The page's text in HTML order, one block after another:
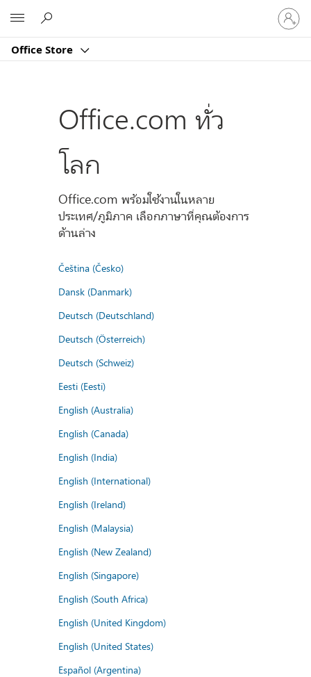
Office Store
ลงชื่อ
เข้า
บัญชี
Office.com ทั่ว
โลก
Office.com พร้อมใช้งานในหลาย
ประเทศ/ภูมิภาค เลือกภาษาที่คุณต้องการ
ด้านล่าง
Čeština (Česko)
Dansk (Danmark)
Deutsch (Deutschland)
Deutsch (Österreich)
Deutsch (Schweiz)
Eesti (Eesti)
English (Australia)
English (Canada)
English (India)
English (International)
English (Ireland)
English (Malaysia)
English (New Zealand)
English (Singapore)
English (South Africa)
English (United Kingdom)
English (United States)
Español (Argentina)